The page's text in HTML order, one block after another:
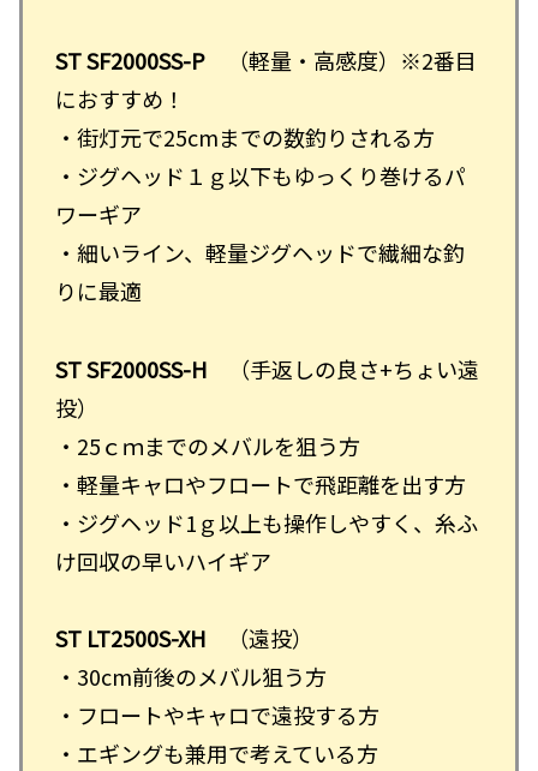
ST SF2000SS-P
（軽量・高感度）※2番目
におすすめ！
・街灯元で25cmまでの数釣りされる方
・ジグヘッド１ｇ以下もゆっくり巻けるパ
ワーギア
・細いライン、軽量ジグヘッドで繊細な釣
りに最適
ST SF2000SS-H （手返しの良さ+ちょい遠
投）
・25ｃｍまでのメバルを狙う方
・軽量キャロやフロートで飛距離を出す方
・ジグヘッド1ｇ以上も操作しやすく、糸ふ
け回収の早いハイギア
ST LT2500S-XH （遠投）
・30cm前後のメバル狙う方
・フロートやキャロで遠投する方
・エギングも兼用で考えている方